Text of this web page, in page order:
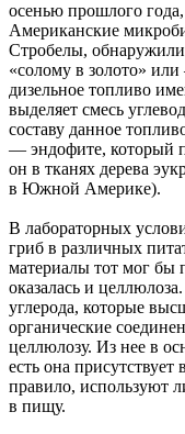
осенью прошлого
Американские
Стробелы,
«солому в золото»
дизельное топливо
выделяет смесь
составу данное
— эндофите, который
он в тканях дерева
в Южной Америке).
В лабораторных
гриб в различных
материалы тот мог бы
оказалась и
углерода, которые
органические
целлюлозу. Из нее в
есть она
правило, используют
в пищу.